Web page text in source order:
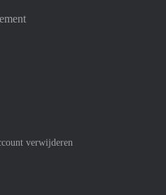
verwijderen
Mastercard
af met Meastro